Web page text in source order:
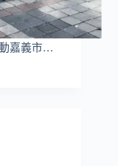
嘉義市…